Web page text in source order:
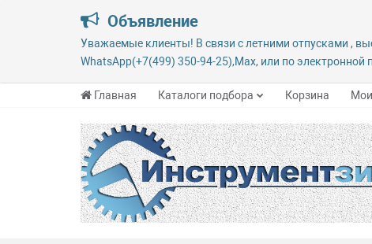
Объявление
Уважаемые клиенты! В связи с летними отпусками ,
WhatsApp(+7(499) 350-94-25),Max, или по электронной
Главная Каталоги подбора Корзина